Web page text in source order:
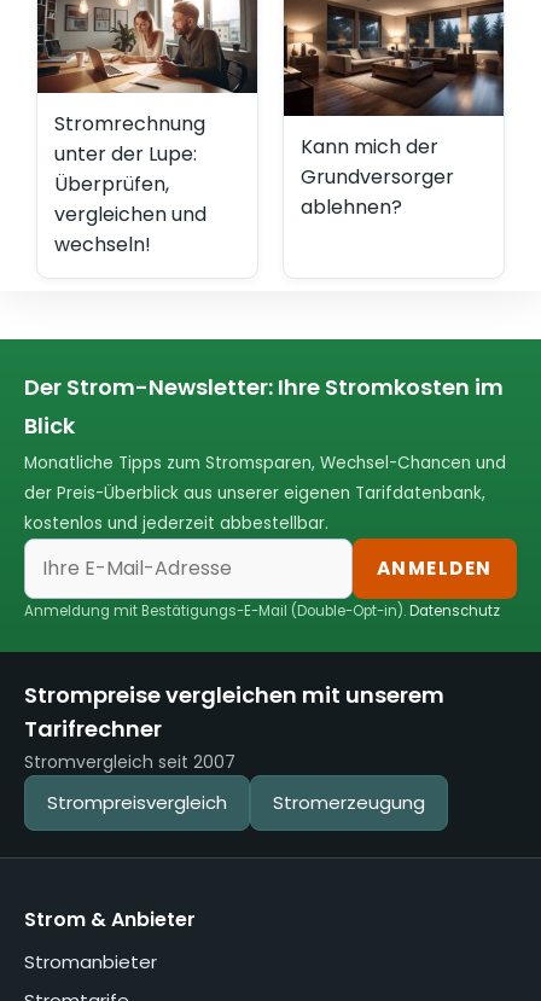
Stromrechnung
unter der Lupe:
Überprüfen,
vergleichen und
wechseln!
Kann mich der
Grundversorger
ablehnen?
Der Strom-Newsletter: Ihre Stromkosten im
Blick
Monatliche Tipps zum Stromsparen, Wechsel-Chancen und
der Preis-Überblick aus unserer eigenen Tarifdatenbank,
kostenlos und jederzeit abbestellbar.
ANMELDEN
Anmeldung mit Bestätigungs-E-Mail (Double-Opt-in).Datenschutz
Strompreise vergleichen mit unserem
Tarifrechner
Stromvergleich seit 2007
Strompreisvergleich Stromerzeugung
Strom & Anbieter
Stromanbieter